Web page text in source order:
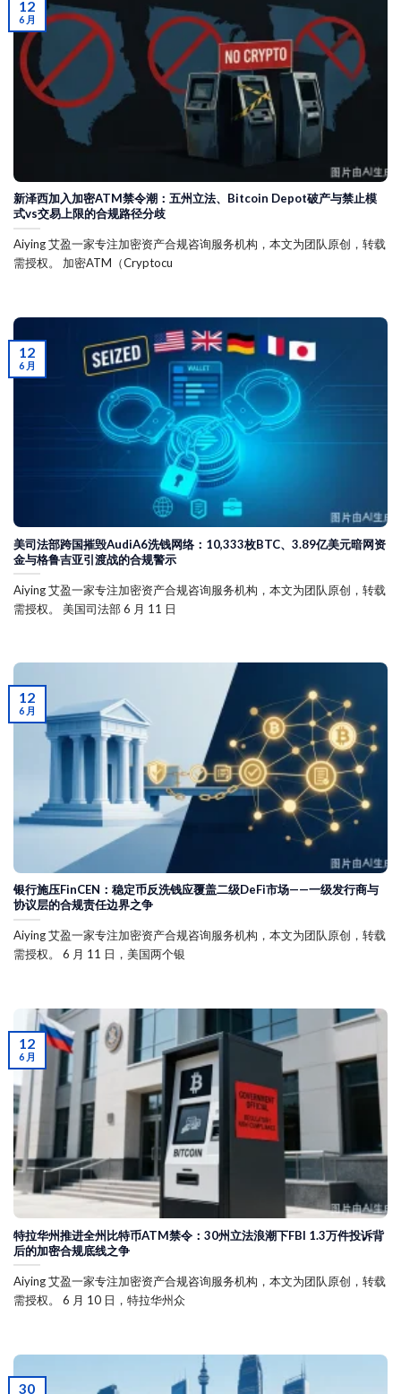
新泽西加入加密ATM禁令潮：五州立法、Bitcoin Depot破产与禁止模
式vs交易上限的合规路径分歧
Aiying 艾盈一家专注加密资产合规咨询服务机构，本文为团队原创，转载
需授权。 加密ATM（Cryptocu
12
6 月
美司法部跨国摧毁AudiA6洗钱网络：10,333枚BTC、3.89亿美元暗网资
金与格鲁吉亚引渡战的合规警示
Aiying 艾盈一家专注加密资产合规咨询服务机构，本文为团队原创，转载
需授权。 美国司法部 6 月 11 日
12
6 月
银行施压FinCEN：稳定币反洗钱应覆盖二级DeFi市场——一级发行商与
协议层的合规责任边界之争
Aiying 艾盈一家专注加密资产合规咨询服务机构，本文为团队原创，转载
需授权。 6 月 11 日，美国两个银
12
6 月
特拉华州推进全州比特币ATM禁令：30州立法浪潮下FBI 1.3万件投诉背
后的加密合规底线之争
Aiying 艾盈一家专注加密资产合规咨询服务机构，本文为团队原创，转载
需授权。 6 月 10 日，特拉华州众
12
6 月
30